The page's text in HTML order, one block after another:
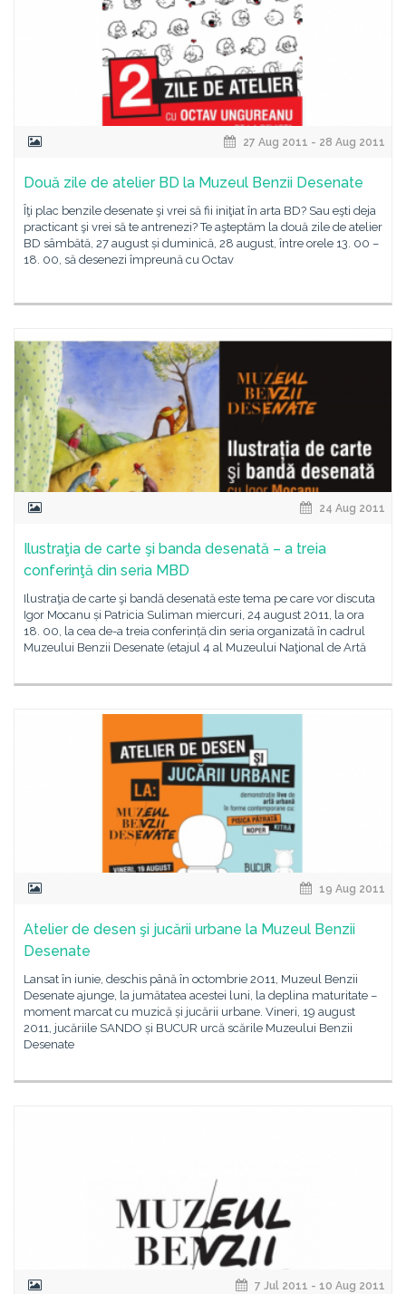
27 Aug 2011 - 28 Aug 2011
Două zile de atelier BD la Muzeul Benzii Desenate
Îţi plac benzile desenate şi vrei să fii iniţiat în arta BD? Sau eşti deja
practicant şi vrei să te antrenezi? Te aşteptăm la două zile de atelier
BD sâmbătă, 27 august și duminică, 28 august, între orele 13. 00 –
18. 00, să desenezi împreună cu Octav
24 Aug 2011
Ilustraţia de carte şi banda desenată – a treia
conferinţă din seria MBD
Ilustraţia de carte şi bandă desenată este tema pe care vor discuta
Igor Mocanu și Patricia Suliman miercuri, 24 august 2011, la ora
18. 00, la cea de-a treia conferință din seria organizată în cadrul
Muzeului Benzii Desenate (etajul 4 al Muzeului Naţional de Artă
19 Aug 2011
Atelier de desen şi jucării urbane la Muzeul Benzii
Desenate
Lansat în iunie, deschis până în octombrie 2011, Muzeul Benzii
Desenate ajunge, la jumătatea acestei luni, la deplina maturitate –
moment marcat cu muzică și jucării urbane. Vineri, 19 august
2011, jucăriile SANDO și BUCUR urcă scările Muzeului Benzii
Desenate
7 Jul 2011 - 10 Aug 2011